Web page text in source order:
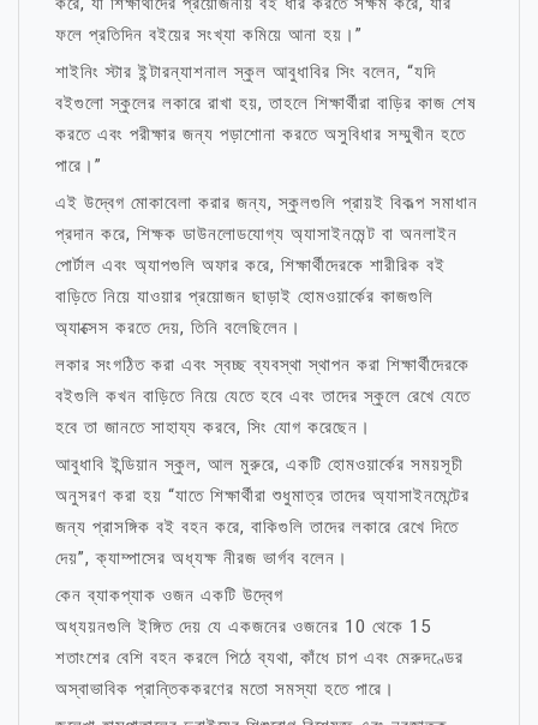
ফলে প্রতিদিন বইয়ের সংখ্যা কমিয়ে আনা হয়।”
শাইনিং স্টার ইন্টারন্যাশনাল স্কুল আবুধাবির সিং বলেন, “যদি
বইগুলো স্কুলের লকারে রাখা হয়, তাহলে শিক্ষার্থীরা বাড়ির কাজ শেষ
করতে এবং পরীক্ষার জন্য পড়াশোনা করতে অসুবিধার সম্মুখীন হতে
পারে।”
এই উদ্বেগ মোকাবেলা করার জন্য, স্কুলগুলি প্রায়ই বিকল্প সমাধান
প্রদান করে, শিক্ষক ডাউনলোডযোগ্য অ্যাসাইনমেন্ট বা অনলাইন
পোর্টাল এবং অ্যাপগুলি অফার করে, শিক্ষার্থীদেরকে শারীরিক বই
বাড়িতে নিয়ে যাওয়ার প্রয়োজন ছাড়াই হোমওয়ার্কের কাজগুলি
অ্যাক্সেস করতে দেয়, তিনি বলেছিলেন।
লকার সংগঠিত করা এবং স্বচ্ছ ব্যবস্থা স্থাপন করা শিক্ষার্থীদেরকে
বইগুলি কখন বাড়িতে নিয়ে যেতে হবে এবং তাদের স্কুলে রেখে যেতে
হবে তা জানতে সাহায্য করবে, সিং যোগ করেছেন।
আবুধাবি ইন্ডিয়ান স্কুল, আল মুরুরে, একটি হোমওয়ার্কের সময়সূচী
অনুসরণ করা হয় “যাতে শিক্ষার্থীরা শুধুমাত্র তাদের অ্যাসাইনমেন্টের
জন্য প্রাসঙ্গিক বই বহন করে, বাকিগুলি তাদের লকারে রেখে দিতে
দেয়”, ক্যাম্পাসের অধ্যক্ষ নীরজ ভার্গব বলেন।
কেন ব্যাকপ্যাক ওজন একটি উদ্বেগ
অধ্যয়নগুলি ইঙ্গিত দেয় যে একজনের ওজনের 10 থেকে 15
শতাংশের বেশি বহন করলে পিঠে ব্যথা, কাঁধে চাপ এবং মেরুদণ্ডের
অস্বাভাবিক প্রান্তিককরণের মতো সমস্যা হতে পারে।